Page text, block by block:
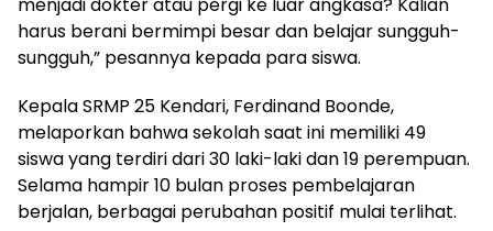
harus berani bermimpi besar dan belajar sungguh-
sungguh,” pesannya kepada para siswa.
Kepala SRMP 25 Kendari, Ferdinand Boonde,
melaporkan bahwa sekolah saat ini memiliki 49
siswa yang terdiri dari 30 laki-laki dan 19 perempuan.
Selama hampir 10 bulan proses pembelajaran
berjalan, berbagai perubahan positif mulai terlihat.